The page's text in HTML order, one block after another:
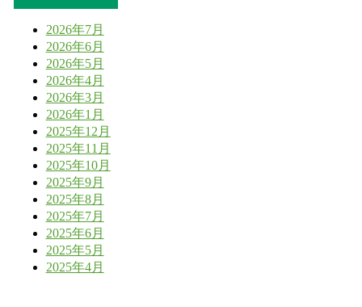
2026年7月
2026年6月
2026年5月
2026年4月
2026年3月
2026年1月
2025年12月
2025年11月
2025年10月
2025年9月
2025年8月
2025年7月
2025年6月
2025年5月
2025年4月